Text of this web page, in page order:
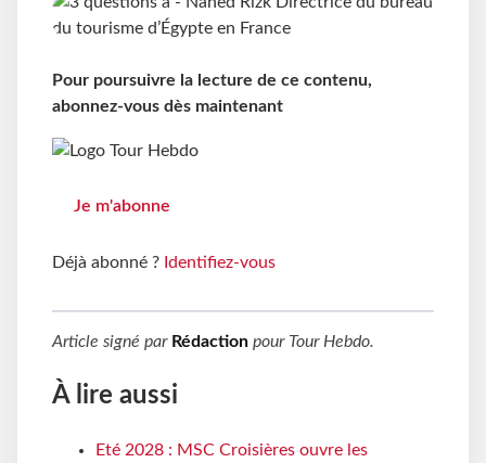
Pour poursuivre la lecture de ce contenu,
abonnez-vous dès maintenant
Je m'abonne
Déjà abonné ? Identifiez-vous
Article signé par Rédaction pour Tour Hebdo.
À lire aussi
Eté 2028 : MSC Croisières ouvre les